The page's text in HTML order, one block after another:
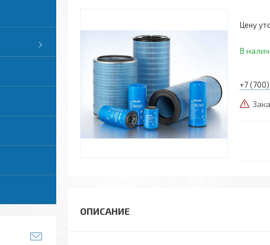
Цену
В
+7